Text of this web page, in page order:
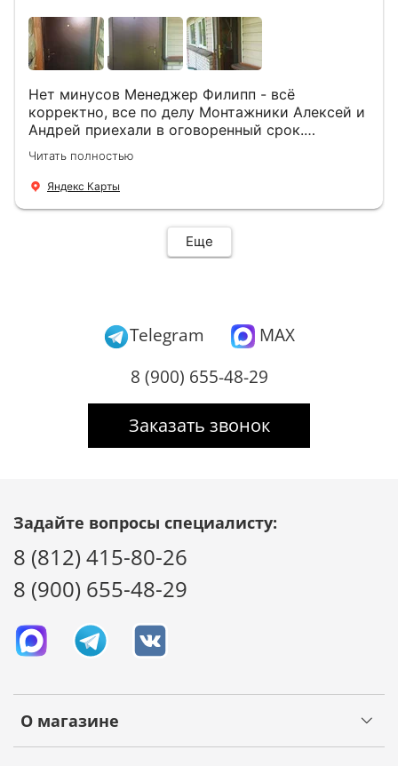
Нет минусов Менеджер Филипп - всё
корректно, все по делу Монтажники Алексей и
Андрей приехали в оговоренный срок.
Демонтировали старую дверь и установили
новую буквально за час Быстро и качественно
+ нормальные цены Всем большое спасибо
Читать полностью
Яндекс Карты
Еще
Telegram
MAX
8 (900) 655-48-29
Заказать звонок
О магазине
Задайте вопросы специалисту:
8 (812) 415-80-26
8 (900) 655-48-29